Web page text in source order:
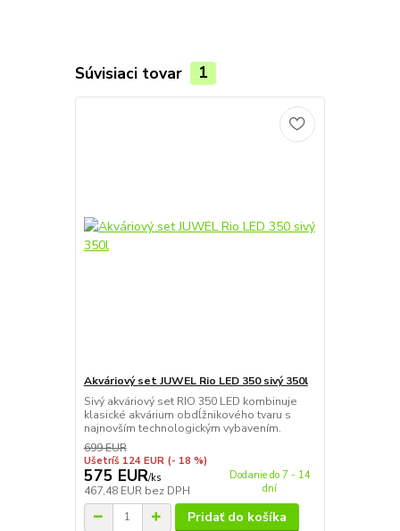
Súvisiaci tovar 1
Akváriový set JUWEL Rio LED 350 sivý 350l
Sivý akváriový set RIO 350 LED kombinuje
klasické akvárium obdĺžnikového tvaru s
najnovším technologickým vybavením.
699 EUR
Ušetríš 124 EUR (- 18 %)
575 EUR/ks
467,48 EUR bez DPH
Dodanie do 7 - 14
dní
Pridať do košíka